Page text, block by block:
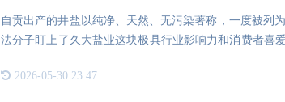
自贡出产的井盐以纯净、天然、无污染著称，一度被列
法分子盯上了久大盐业这块极具行业影响力和消费者喜
2026-05-30 23:47